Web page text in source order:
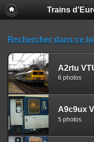
Trains
Rechercher dans ce
6 photos
A9c9ux
5 photos